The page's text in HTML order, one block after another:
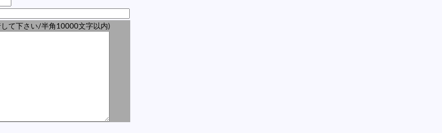
て下さい/半角10000文字以内)